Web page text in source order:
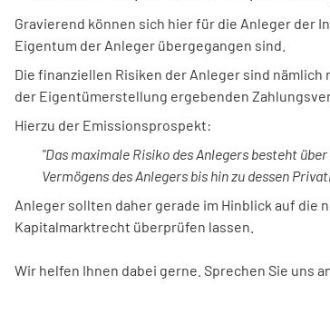
Gravierend können sich hier für die Anleger der
Eigentum der Anleger übergegangen sind.
Die finanziellen Risiken der Anleger sind
der Eigentümerstellung ergebenden
Hierzu der Emissionsprospekt:
"Das maximale Risiko des Anlegers besteht
Vermögens des Anlegers bis hin zu dessen
Anleger sollten daher gerade im Hinblick auf
Kapitalmarktrecht überprüfen lassen.
Wir helfen Ihnen dabei gerne. Sprechen Sie uns